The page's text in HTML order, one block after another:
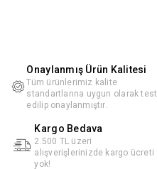
Onaylanmış Ürün Kalitesi
Tüm ürünlerimiz kalite
standartlarına uygun olarak test
edilip onaylanmıştır.
Kargo Bedava
2.500 TL üzeri
alışverişlerinizde kargo ücreti
yok!